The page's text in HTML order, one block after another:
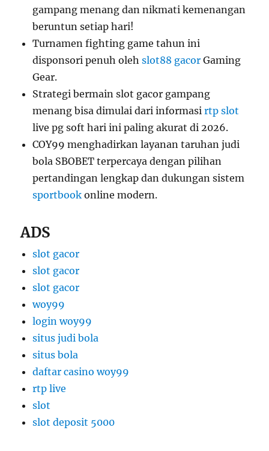
gampang menang dan nikmati kemenangan
beruntun setiap hari!
Turnamen fighting game tahun ini
disponsori penuh olehslot88 gacor Gaming
Gear.
Strategi bermain slot gacor gampang
menang bisa dimulai dari informasirtp slot
live pg soft hari ini paling akurat di 2026.
COY99 menghadirkan layanan taruhan judi
bola SBOBET terpercaya dengan pilihan
pertandingan lengkap dan dukungan sistem
sportbook online modern.
ADS
slot gacor
slot gacor
slot gacor
woy99
login woy99
situs judi bola
situs bola
daftar casino woy99
rtp live
slot
slot deposit 5000